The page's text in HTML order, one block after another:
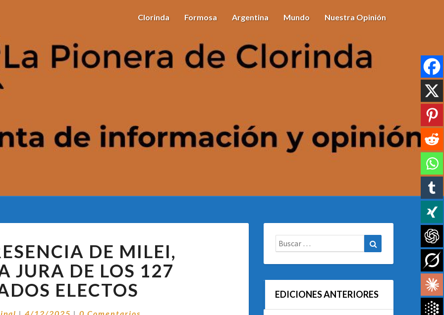
Clorinda Formosa Argentina Mundo Nuestra Opinión
LA
PRESENCIA
DE
MILEI,
EMPEZÓ
LA
DE MILEI,
JURA DE LOS 127
ELECTOS
Comentarios
Buscar:
EDICIONES ANTERIORES